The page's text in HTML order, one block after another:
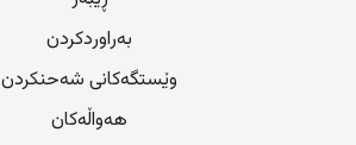
بەراوردکردن
وێستگەکانی شەحنکردن
هەواڵەکان